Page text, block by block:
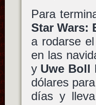
Para
Star Wars:
a rodarse
en las
y Uwe Boll
dólares
días y